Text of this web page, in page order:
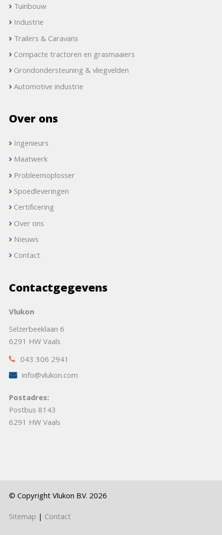
Tuinbouw
Industrie
Trailers & Caravans
Compacte tractoren en grasmaaiers
Grondondersteuning & vliegvelden
Automotive industrie
Over ons
Ingenieurs
Maatwerk
Probleemoplosser
Spoedleveringen
Certificering
Over ons
Nieuws
Contact
Contactgegevens
Vlukon
Selzerbeeklaan 6
6291 HW Vaals
043 306 2941
info@vlukon.com
Postadres:
Postbus 8143
6291 HW Vaals
© Copyright Vlukon B.V. 2026
Sitemap | Contact